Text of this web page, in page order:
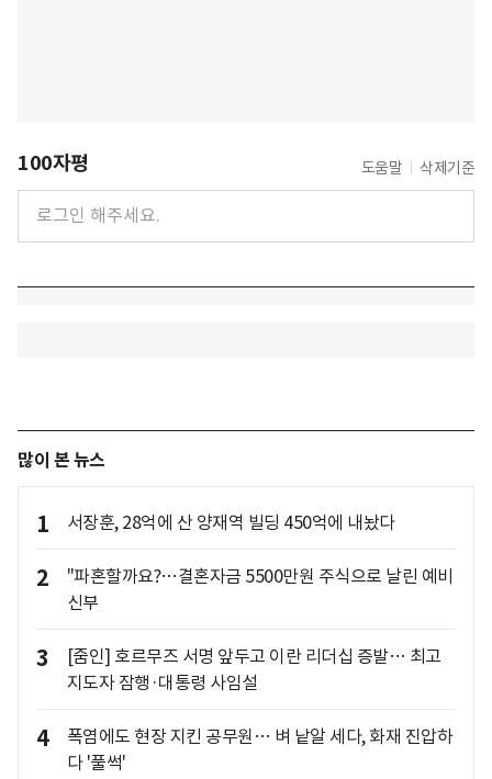
100자평 도움말 삭제기준
많이 본 뉴스
1 서장훈, 28억에 산 양재역 빌딩 450억에 내놨다
2
"파혼할까요?…결혼자금 5500만원 주식으로 날린 예비
신부
3
[줌인] 호르무즈 서명 앞두고 이란 리더십 증발… 최고
지도자 잠행·대통령 사임설
4
폭염에도 현장 지킨 공무원… 벼 낱알 세다, 화재 진압하
다 '풀썩'